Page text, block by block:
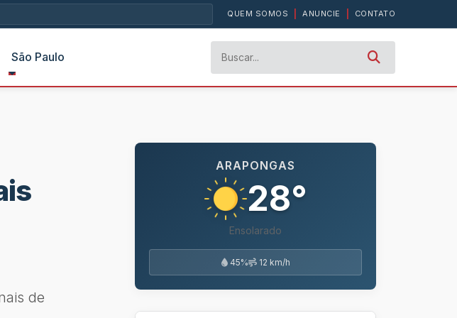
QUEM SOMOS ANUNCIE CONTATO
São Paulo
de
ARAPONGAS
28°
Ensolarado
45% 12 km/h